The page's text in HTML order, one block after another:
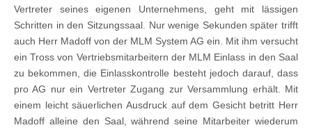
Vertreter seines eigenen Unternehmens, geht mit lässigen
Schritten in den Sitzungssaal. Nur wenige Sekunden später trifft
auch Herr Madoff von der MLM System AG ein. Mit ihm versucht
ein Tross von Vertriebsmitarbeitern der MLM Einlass in den Saal
zu bekommen, die Einlasskontrolle besteht jedoch darauf, dass
pro AG nur ein Vertreter Zugang zur Versammlung erhält. Mit
einem leicht säuerlichen Ausdruck auf dem Gesicht betritt Herr
Madoff alleine den Saal, während seine Mitarbeiter wiederum